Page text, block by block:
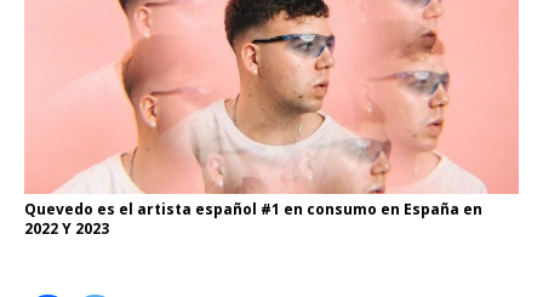
Quevedo es el artista español #1 en consumo en España en
2022 Y 2023